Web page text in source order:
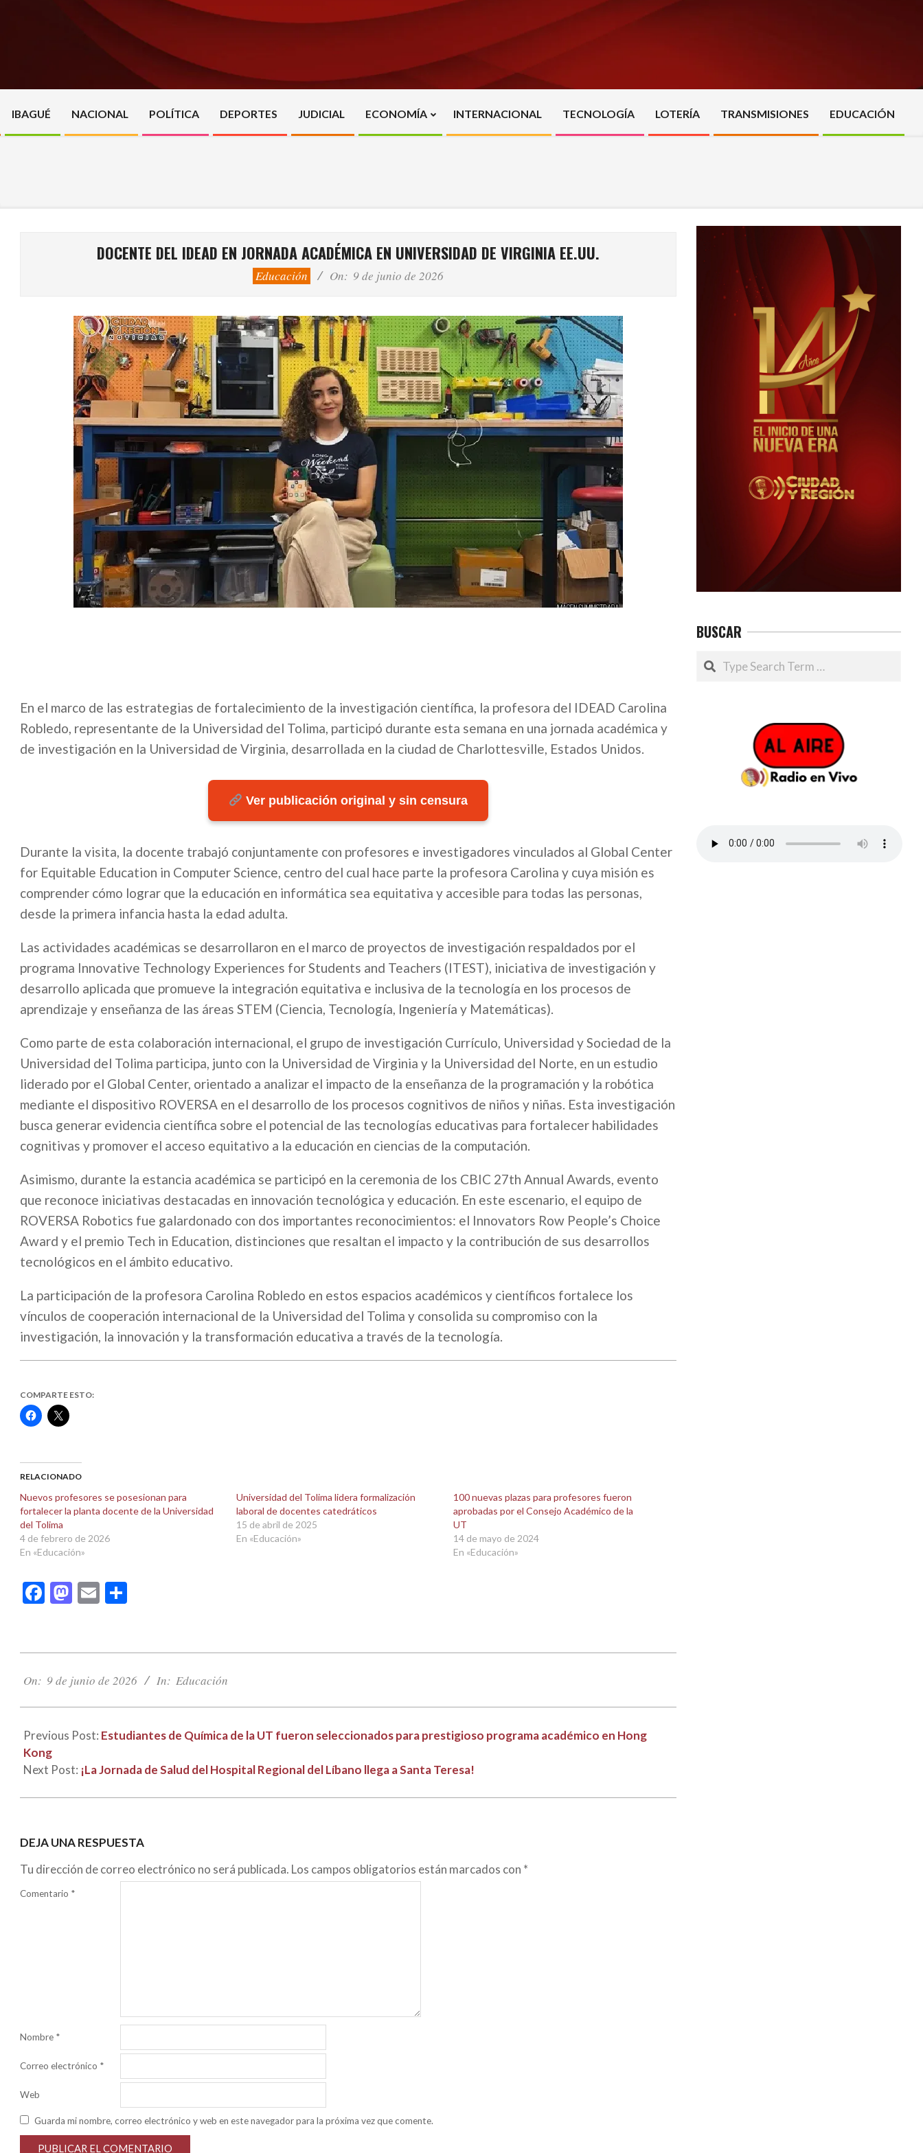
Primary
Navigation
IBAGUÉ NACIONAL POLÍTICA DEPORTES JUDICIAL ECONOMÍA INTERNACIONAL TECNOLOGÍA LOTERÍA TRANSMISIONES EDUCACIÓN
DOCENTE DEL IDEAD EN JORNADA ACADÉMICA EN UNIVERSIDAD DE VIRGINIA EE.UU.
Educación On: 9 de junio de 2026
En el marco de las estrategias de fortalecimiento de la investigación científica, la profesora del IDEAD Carolina
Robledo, representante de la Universidad del Tolima, participó durante esta semana en una jornada académica y
de investigación en la Universidad de Virginia, desarrollada en la ciudad de Charlottesville, Estados Unidos.
Ver publicación original y sin censura
Durante la visita, la docente trabajó conjuntamente con profesores e investigadores vinculados al Global Center
for Equitable Education in Computer Science, centro del cual hace parte la profesora Carolina y cuya misión es
comprender cómo lograr que la educación en informática sea equitativa y accesible para todas las personas,
desde la primera infancia hasta la edad adulta.
Las actividades académicas se desarrollaron en el marco de proyectos de investigación respaldados por el
programa Innovative Technology Experiences for Students and Teachers (ITEST), iniciativa de investigación y
desarrollo aplicada que promueve la integración equitativa e inclusiva de la tecnología en los procesos de
aprendizaje y enseñanza de las áreas STEM (Ciencia, Tecnología, Ingeniería y Matemáticas).
Como parte de esta colaboración internacional, el grupo de investigación Currículo, Universidad y Sociedad de la
Universidad del Tolima participa, junto con la Universidad de Virginia y la Universidad del Norte, en un estudio
liderado por el Global Center, orientado a analizar el impacto de la enseñanza de la programación y la robótica
mediante el dispositivo ROVERSA en el desarrollo de los procesos cognitivos de niños y niñas. Esta investigación
busca generar evidencia científica sobre el potencial de las tecnologías educativas para fortalecer habilidades
cognitivas y promover el acceso equitativo a la educación en ciencias de la computación.
Asimismo, durante la estancia académica se participó en la ceremonia de los CBIC 27th Annual Awards, evento
que reconoce iniciativas destacadas en innovación tecnológica y educación. En este escenario, el equipo de
ROVERSA Robotics fue galardonado con dos importantes reconocimientos: el Innovators Row People’s Choice
Award y el premio Tech in Education, distinciones que resaltan el impacto y la contribución de sus desarrollos
tecnológicos en el ámbito educativo.
La participación de la profesora Carolina Robledo en estos espacios académicos y científicos fortalece los
vínculos de cooperación internacional de la Universidad del Tolima y consolida su compromiso con la
investigación, la innovación y la transformación educativa a través de la tecnología.
COMPARTE ESTO:
Haz
clic
(Se
abre
una
ventana
nueva)
Haz
clic
(Se
abre
una
ventana
nueva)
RELACIONADO
Nuevos profesores se posesionan para
fortalecer la planta docente de la Universidad
del Tolima
4 de febrero de 2026
En «Educación»
Universidad del Tolima lidera formalización
laboral de docentes catedráticos
15 de abril de 2025
En «Educación»
100 nuevas plazas para profesores fueron
aprobadas por el Consejo Académico de la
UT
14 de mayo de 2024
En «Educación»
Facebook
Mastodon
Email
06-
On: 9 de junio de 2026 In: Educación
Previous Post: Estudiantes de Química de la UT fueron seleccionados para prestigioso programa académico en Hong
Kong
Next Post: ¡La Jornada de Salud del Hospital Regional del Líbano llega a Santa Teresa!
DEJA UNA RESPUESTA
Tu dirección de correo electrónico no será publicada. Los campos obligatorios están marcados con *
Comentario *
Nombre *
Correo electrónico *
Web
Guarda mi nombre, correo electrónico y web en este navegador para la próxima vez que comente.
BUSCAR
Search